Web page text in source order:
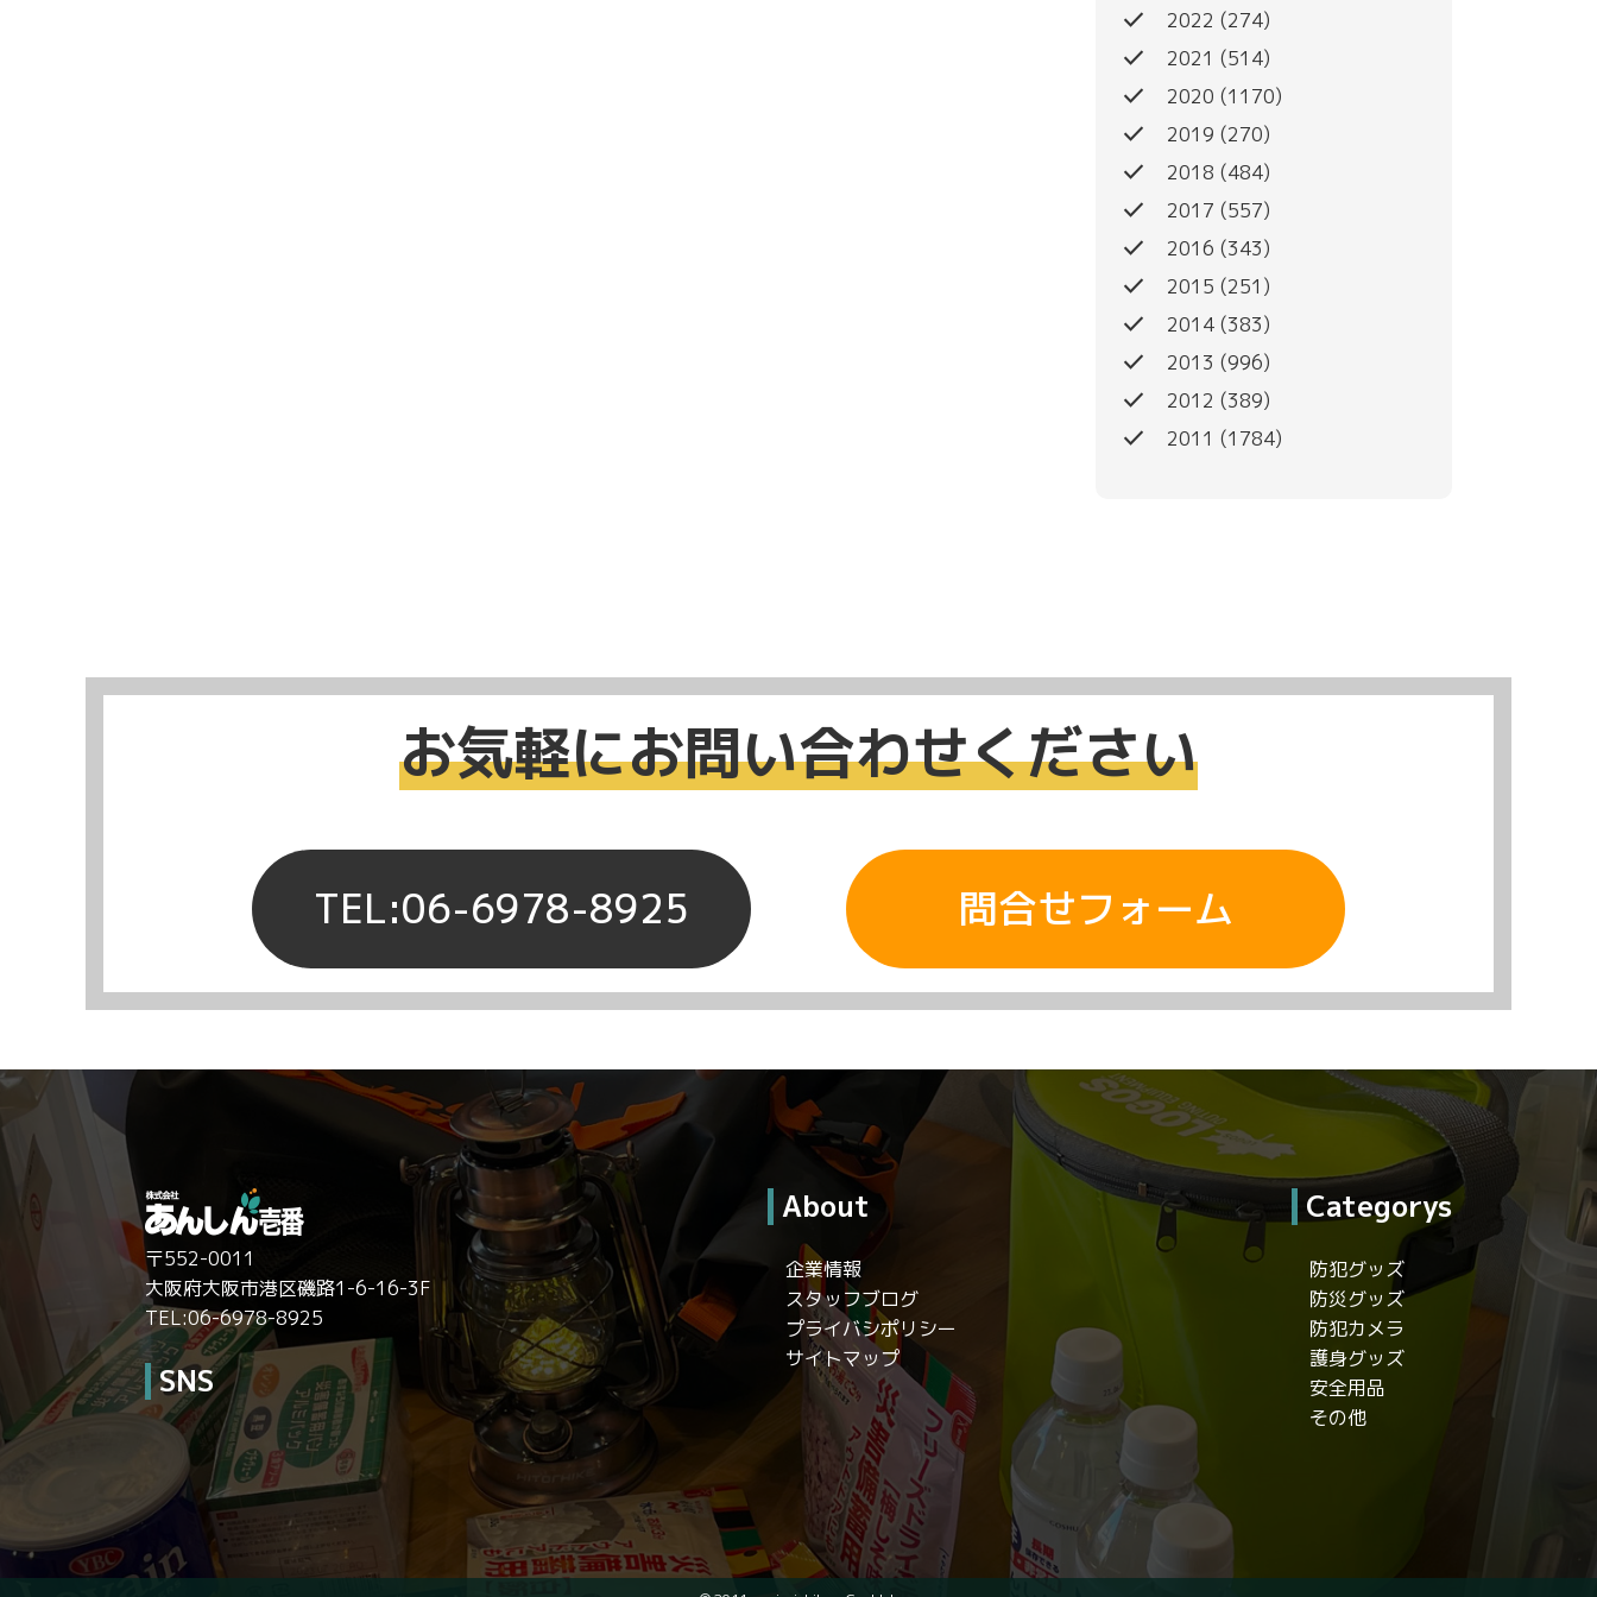
done 2022 (274)
done 2021 (514)
done 2020 (1170)
done 2019 (270)
done 2018 (484)
done 2017 (557)
done 2016 (343)
done 2015 (251)
done 2014 (383)
done 2013 (996)
done 2012 (389)
done 2011 (1784)
お気軽にお問い合わせください
TEL:06-6978-8925 問合せフォーム
〒552-0011
大阪府大阪市港区磯路1-6-16-3F
TEL:06-6978-8925
SNS
About
企業情報
スタッフブログ
プライバシポリシー
サイトマップ
Categorys
防犯グッズ
防災グッズ
防犯カメラ
護身グッズ
安全用品
その他